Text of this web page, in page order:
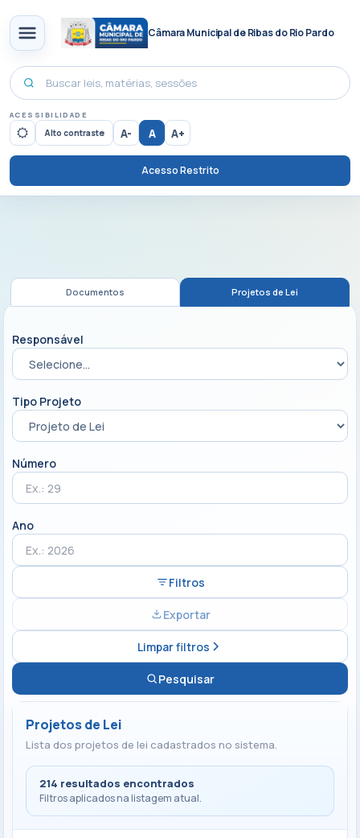
Câmara Municipal de Ribas do Rio Pardo
ACESSIBILIDADE
Alto contraste A- A A+
Acesso Restrito
Documentos Projetos de Lei
Responsável
Tipo Projeto
Número
Ano
Filtros
Exportar
Limpar filtros
Pesquisar
Projetos de Lei
Lista dos projetos de lei cadastrados no sistema.
214 resultados encontrados
Filtros aplicados na listagem atual.